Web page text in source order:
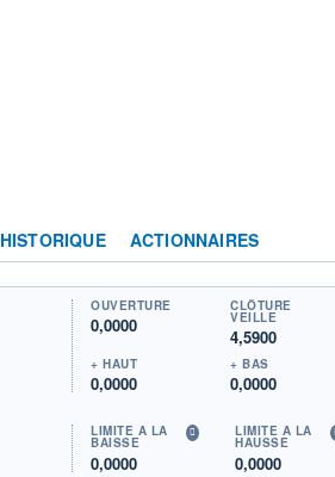
HISTORIQUE ACTIONNAIRES
OUVERTURE
0,0000
CLÔTURE
VEILLE
4,5900
+ HAUT
0,0000
+ BAS
0,0000
LIMITE À LA
BAISSE
0,0000
LIMITE À LA
HAUSSE
0,0000